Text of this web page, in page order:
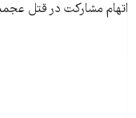
اتهام مشارکت در قتل